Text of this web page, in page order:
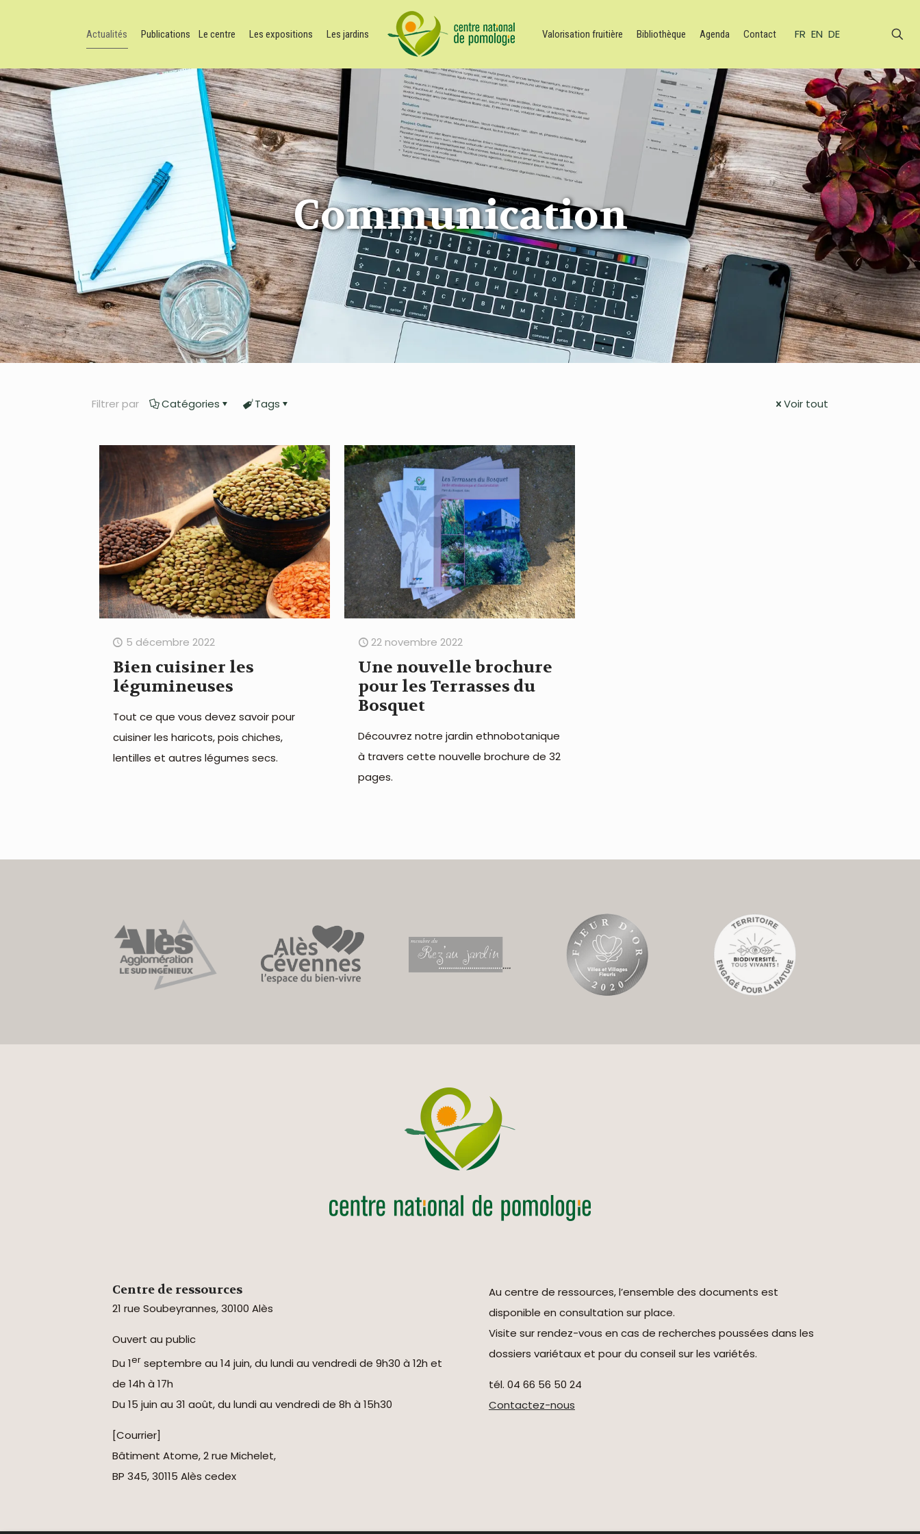
Actualités Publications Le centre Les expositions Les jardins Valorisation fruitière Bibliothèque Agenda Contact FR EN DE
Communication
Filtrer par Catégories Tags Voir tout
5 décembre 2022
Bien cuisiner les
légumineuses
Tout ce que vous devez savoir pour
cuisiner les haricots, pois chiches,
lentilles et autres légumes secs.
22 novembre 2022
Une nouvelle brochure
pour les Terrasses du
Bosquet
Découvrez notre jardin ethnobotanique
à travers cette nouvelle brochure de 32
pages.
Centre de ressources
21 rue Soubeyrannes, 30100 Alès
Ouvert au public
Du 1er septembre au 14 juin, du lundi au vendredi de 9h30 à 12h et
de 14h à 17h
Du 15 juin au 31 août, du lundi au vendredi de 8h à 15h30
[Courrier]
Bâtiment Atome, 2 rue Michelet,
BP 345, 30115 Alès cedex
Au centre de ressources, l’ensemble des documents est
disponible en consultation sur place.
Visite sur rendez-vous en cas de recherches poussées dans les
dossiers variétaux et pour du conseil sur les variétés.
tél. 04 66 56 50 24
Contactez-nous